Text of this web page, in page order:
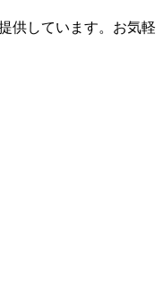
供しています。お気軽